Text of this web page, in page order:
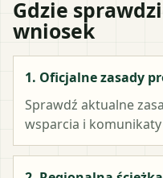
Gdzie
wniosek
1. Oficjalne zasady
Sprawdź aktualne
wsparcia i